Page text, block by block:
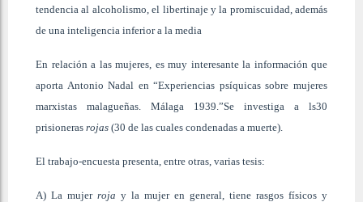
tendencia al alcoholismo, el libertinaje y la promiscuidad, además
de una inteligencia inferior a la media
En relación a las mujeres, es muy interesante la información que
aporta Antonio Nadal en “Experiencias psíquicas sobre mujeres
marxistas malagueñas. Málaga 1939.”Se investiga a ls30
prisioneras rojas (30 de las cuales condenadas a muerte).
El trabajo-encuesta presenta, entre otras, varias tesis:
A) La mujer roja y la mujer en general, tiene rasgos físicos y